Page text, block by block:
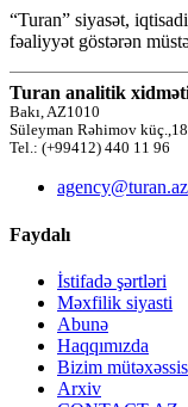
“Turan” siyasət,
fəaliyyət göstərən
Turan analitik
Bakı, AZ1010
Süleyman Rəhimov
Tel.: (+99412) 440 11 96
agency@turan.az
Faydalı
İstifadə şərtləri
Məxfilik siyasti
Abunə
Haqqımızda
Bizim
Arxiv